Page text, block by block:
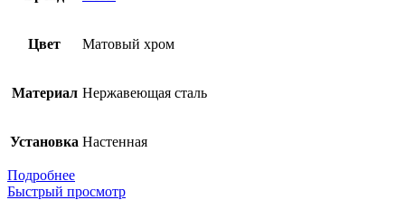
Цвет Матовый хром
Материал Нержавеющая сталь
Установка Настенная
Подробнее
Быстрый просмотр